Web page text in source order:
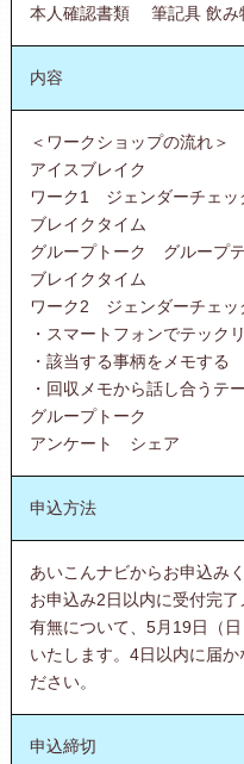
本人確認書類 筆記具 飲み
内容
＜ワークショップの流れ＞
アイスブレイク
ワーク1 ジェンダーチェッ
ブレイクタイム
グループトーク グループ
ブレイクタイム
ワーク2 ジェンダーチェッ
・スマートフォンでテック
・該当する事柄をメモする
・回収メモから話し合うテ
グループトーク
アンケート シェア
申込方法
あいこんナビからお申込みく
お申込み2日以内に受付完
有無について、5月19日（
いたします。4日以内に届
ださい。
申込締切